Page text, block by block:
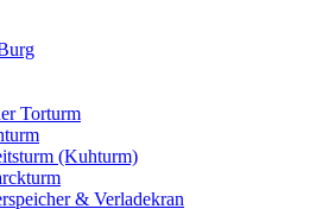
Torturm
(Kuhturm)
& Verladekran